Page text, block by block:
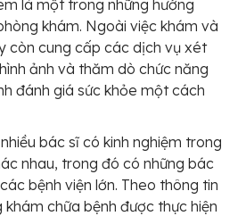
là một trong những hướng
khám. Ngoài việc khám và
còn cung cấp các dịch vụ xét
ảnh và thăm dò chức năng
đánh giá sức khỏe một cách
bác sĩ có kinh nghiệm trong
nhau, trong đó có những bác
bệnh viện lớn. Theo thông tin
chữa bệnh được thực hiện